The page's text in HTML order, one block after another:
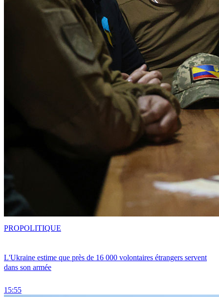
L'Ukraine estime que près de 16 000 volontaires étrangers servent
dans son armée
15:55
PROPOLITIQUE